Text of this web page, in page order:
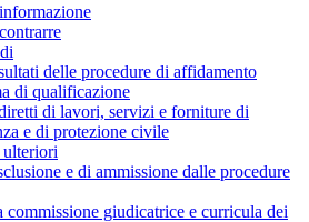
delle procedure di affidamento
di qualificazione
di lavori, servizi e forniture di
e di protezione civile
e di ammissione dalle procedure
commissione giudicatrice e curricula dei